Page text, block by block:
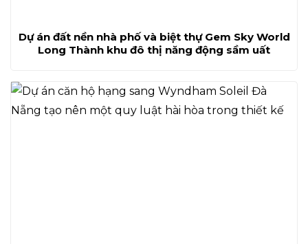
Dự án đất nền nhà phố và biệt thự Gem Sky World
Long Thành khu đô thị năng động sầm uất